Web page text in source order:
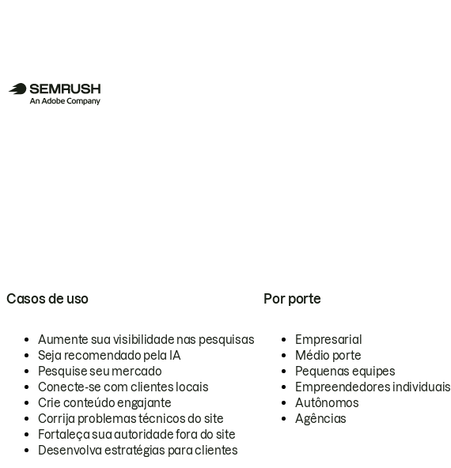
Casos de uso
Aumente sua visibilidade nas pesquisas
Seja recomendado pela IA
Pesquise seu mercado
Conecte-se com clientes locais
Crie conteúdo engajante
Corrija problemas técnicos do site
Fortaleça sua autoridade fora do site
Desenvolva estratégias para clientes
Por porte
Empresarial
Médio porte
Pequenas equipes
Empreendedores individuais
Autônomos
Agências